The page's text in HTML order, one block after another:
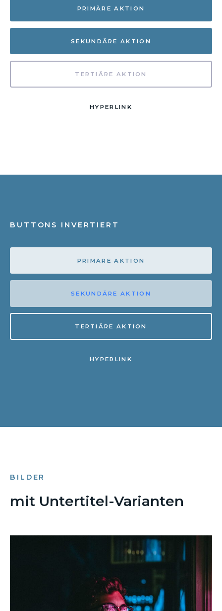
PRIMÄRE AKTION
SEKUNDÄRE AKTION
TERTIÄRE AKTION
HYPERLINK
BUTTONS INVERTIERT
PRIMÄRE AKTION
SEKUNDÄRE AKTION
TERTIÄRE AKTION
HYPERLINK
BILDER
mit Untertitel-Varianten